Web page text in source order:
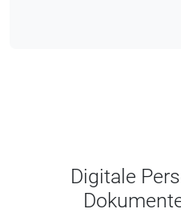
Digitale